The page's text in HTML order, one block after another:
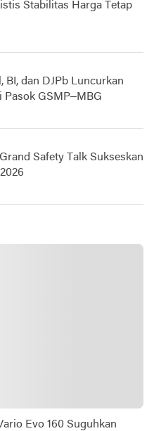
Stabilitas Harga Tetap
BI, dan DJPb Luncurkan
Pasok GSMP–MBG
Safety Talk Sukseskan
Evo 160 Suguhkan